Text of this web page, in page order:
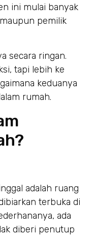
ini mulai banyak
pemilik
secara ringan.
tapi lebih ke
keduanya
rumah.
adalah ruang
terbuka di
ada
diberi penutup